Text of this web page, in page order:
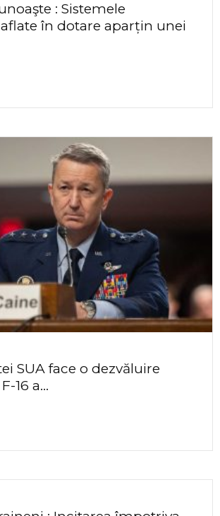
: Sistemele
în dotare aparțin unei
SUA face o dezvăluire
16 a...